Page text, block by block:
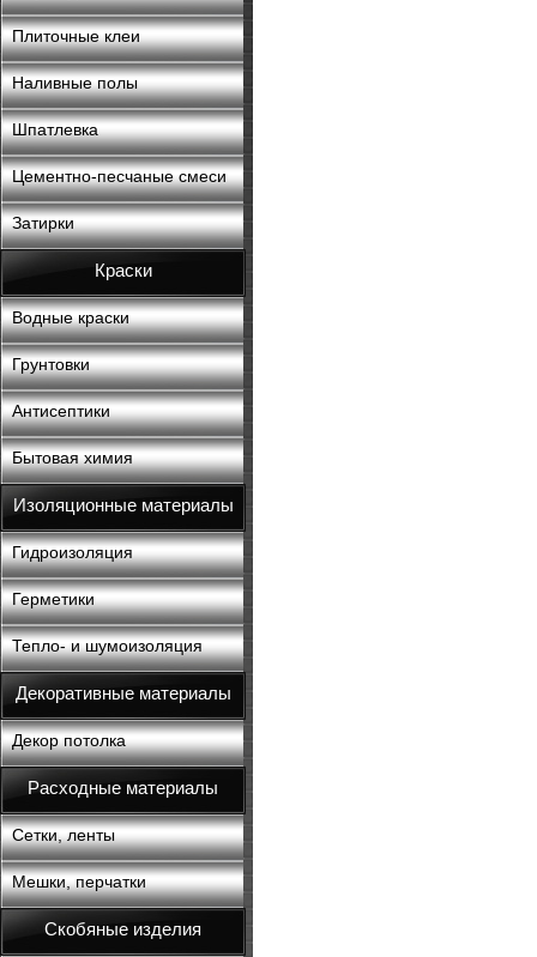
Плиточные клеи
Наливные полы
Шпатлевка
Цементно-песчаные смеси
Затирки
Краски
Водные краски
Грунтовки
Антисептики
Бытовая химия
Изоляционные материалы
Гидроизоляция
Герметики
Тепло- и шумоизоляция
Декоративные материалы
Декор потолка
Расходные материалы
Сетки, ленты
Мешки, перчатки
Скобяные изделия